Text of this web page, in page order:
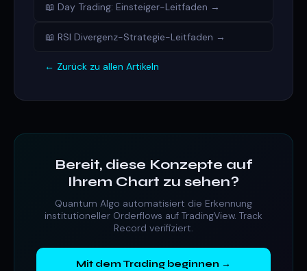
📖 Day Trading: Einsteiger-Leitfaden →
📖 RSI Divergenz-Strategie-Leitfaden →
← Zurück zu allen Artikeln
Bereit, diese Konzepte auf
Ihrem Chart zu sehen?
Quantum Algo automatisiert die Erkennung
institutioneller Orderflows auf TradingView. Track
Record verifiziert.
Mit dem Trading beginnen →